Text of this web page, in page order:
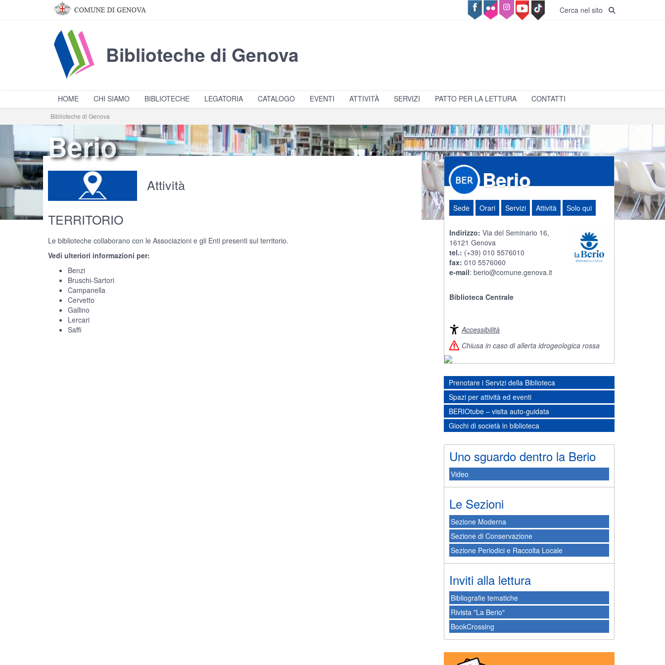
Salta al contenuto principale Cerca nel sito
Biblioteche di Genova
HOME CHI SIAMO BIBLIOTECHE LEGATORIA CATALOGO EVENTI ATTIVITÀ SERVIZI PATTO PER LA LETTURA CONTATTI
Biblioteche di Genova
Berio
Attività
TERRITORIO
Le biblioteche collaborano con le Associazioni e gli Enti presenti sul territorio.
Vedi ulteriori informazioni per:
Benzi
Bruschi-Sartori
Campanella
Cervetto
Gallino
Lercari
Saffi
Berio
Sede Orari Servizi Attività Solo qui
Indirizzo: Via del Seminario 16,
16121 Genova
tel.: (+39) 010 5576010
fax: 010 5576060
e-mail: berio@comune.genova.it
Biblioteca Centrale
Accessibilità
Chiusa in caso di allerta idrogeologica rossa
Prenotare i Servizi della Biblioteca
Spazi per attività ed eventi
BERIOtube – visita auto-guidata
Giochi di società in biblioteca
Uno sguardo dentro la Berio
Video
Le Sezioni
Sezione Moderna
Sezione di Conservazione
Sezione Periodici e Raccolta Locale
Inviti alla lettura
Bibliografie tematiche
Rivista "La Berio"
BookCrossing